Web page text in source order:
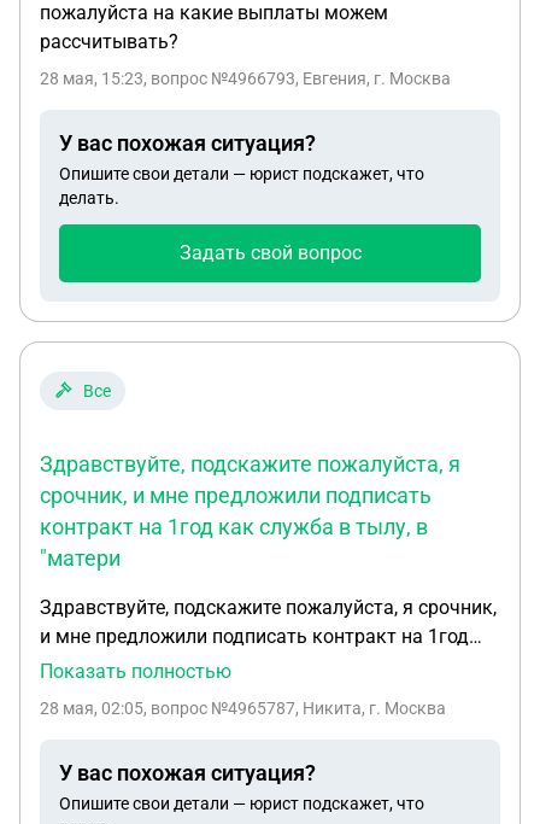
пожалуйста на какие выплаты можем
рассчитывать?
28 мая, 15:23, вопрос №4966793, Евгения, г. Москва
У вас похожая ситуация?
Опишите свои детали — юрист подскажет, что
делать.
Задать свой вопрос
Все
Здравствуйте, подскажите пожалуйста, я
срочник, и мне предложили подписать
контракт на 1год как служба в тылу, в
"матери
Здравствуйте, подскажите пожалуйста, я срочник,
и мне предложили подписать контракт на 1год
как служба в тылу, в "материально технические
зацепка в боевыми действиями на СВО? И будет
Показать полностью
28 мая, 02:05, вопрос №4965787, Никита, г. Москва
У вас похожая ситуация?
Опишите свои детали — юрист подскажет, что